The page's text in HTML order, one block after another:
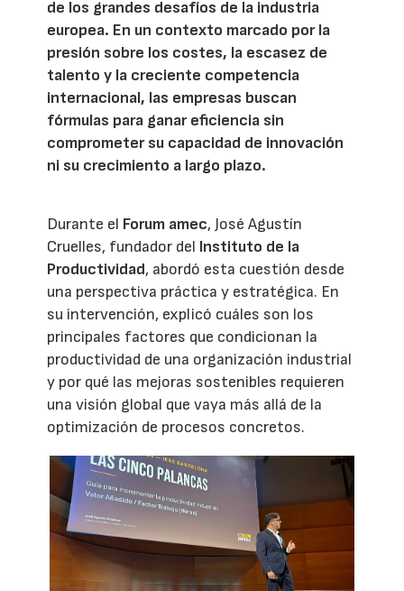
de los grandes desafíos de la industria
europea. En un contexto marcado por la
presión sobre los costes, la escasez de
talento y la creciente competencia
internacional, las empresas buscan
fórmulas para ganar eficiencia sin
comprometer su capacidad de innovación
ni su crecimiento a largo plazo.
Durante el Forum amec, José Agustín
Cruelles, fundador del Instituto de la
Productividad, abordó esta cuestión desde
una perspectiva práctica y estratégica. En
su intervención, explicó cuáles son los
principales factores que condicionan la
productividad de una organización industrial
y por qué las mejoras sostenibles requieren
una visión global que vaya más allá de la
optimización de procesos concretos.